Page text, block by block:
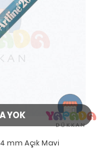
YOK
mm Açık Mavi